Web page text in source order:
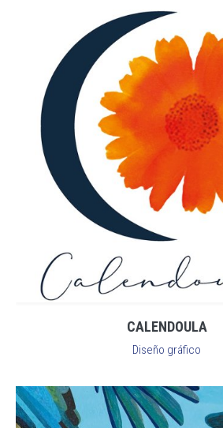
CALENDOULA
Diseño gráfico